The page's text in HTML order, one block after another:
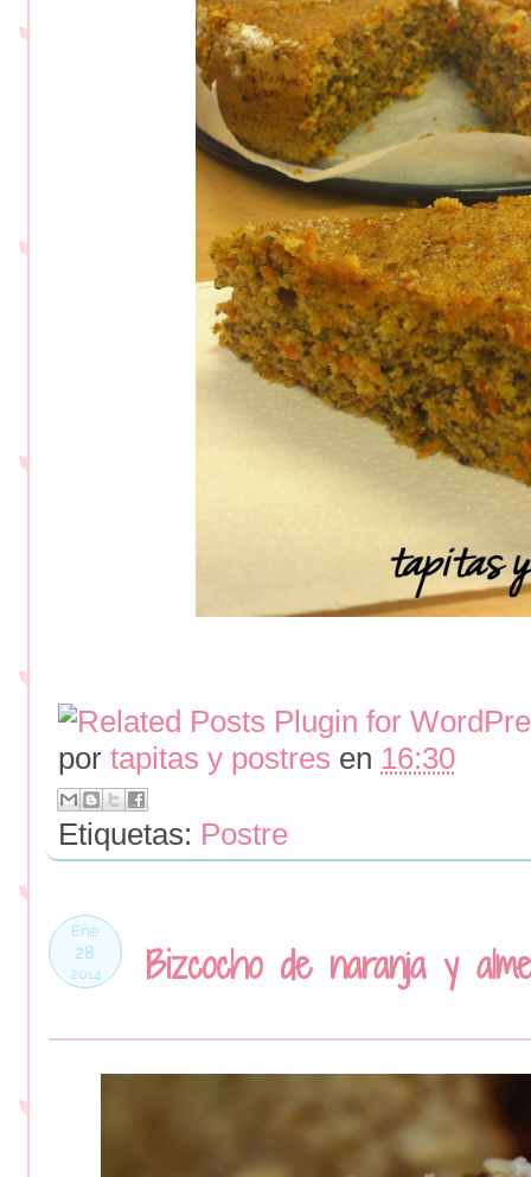
por tapitas y postres en 16:30
Etiquetas: Postre
Ene
28
2014 Bizcocho de naranja y